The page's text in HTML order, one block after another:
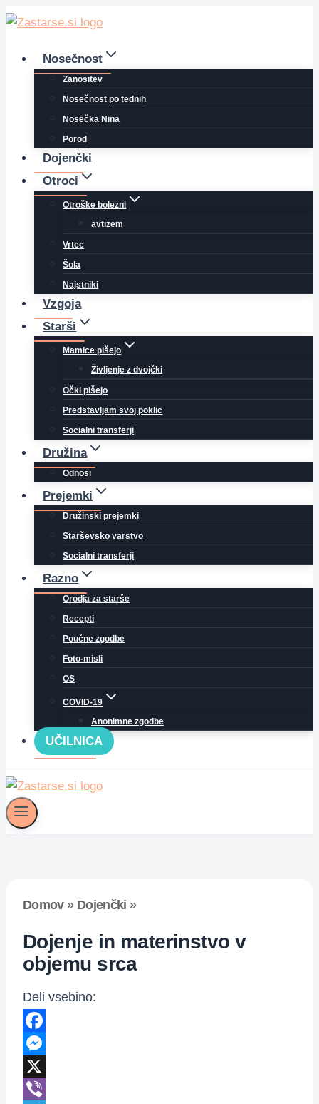
Skip
contentNosečnost
Zanositev
Nosečnost po tednih
Nosečka Nina
Porod
Dojenčki
Otroci
Otroške bolezni
avtizem
Vrtec
Šola
Najstniki
Vzgoja
Starši
Mamice pišejo
Življenje z dvojčki
Očki pišejo
Predstavljam svoj poklic
Socialni transferji
Družina
Odnosi
Prejemki
Družinski prejemki
Starševsko varstvo
Socialni transferji
Razno
Orodja za starše
Recepti
Poučne zgodbe
Foto-misli
OS
COVID-19
Anonimne zgodbe
UČILNICA
Domov» Dojenčki »
Dojenje in materinstvo v
objemu srca
Deli vsebino:
Facebook
Messenger
X